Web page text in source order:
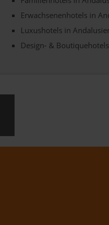
Erwachsenenhotels in
Luxushotels in
Design- &